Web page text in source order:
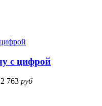
с цифрой
2 763 руб